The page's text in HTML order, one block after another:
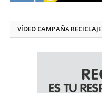
VÍDEO CAMPAÑA RECICLAJE